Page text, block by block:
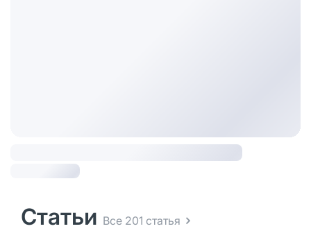
Статьи Все 201 статья